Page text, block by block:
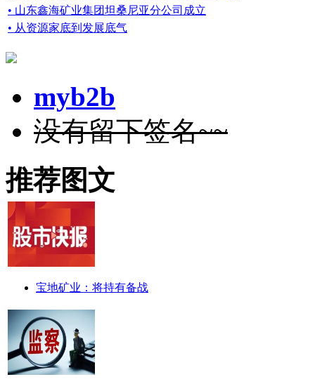
• 山东鑫海矿业集团坦桑尼亚分公司成立
• 从资源家底到发展底气
myb2b
没有留下签名~~
推荐图文
宝地矿业：将持有备战